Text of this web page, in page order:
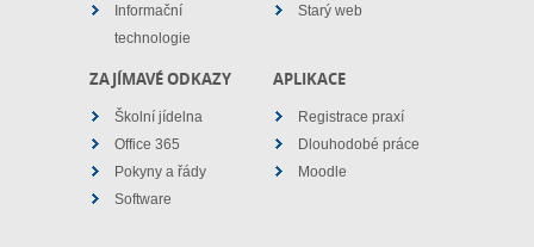
Informační
technologie
Starý web
ZAJÍMAVÉ ODKAZY
Školní jídelna
Office 365
Pokyny a řády
Software
APLIKACE
Registrace praxí
Dlouhodobé práce
Moodle